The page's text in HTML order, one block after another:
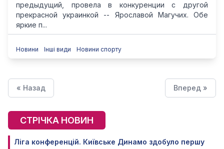
предыдущий, провела в конкуренции с другой
прекрасной украинкой -- Ярославой Магучих. Обе
яркие п...
Новини Інші види Новини спорту
« Назад Вперед »
СТРІЧКА НОВИН
Ліга конференцій. Київське Динамо здобуло першу